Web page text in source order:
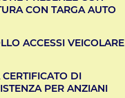
CON TARGA AUTO
ACCESSI VEICOLARE
CERTIFICATO DI
PER ANZIANI